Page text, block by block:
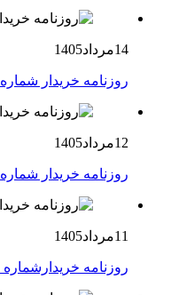
14مرداد1405
روزنامه خریدار شماره 2202
12مرداد1405
روزنامه خریدار شماره2201
11مرداد1405
روزنامه خریدارشماره 2200